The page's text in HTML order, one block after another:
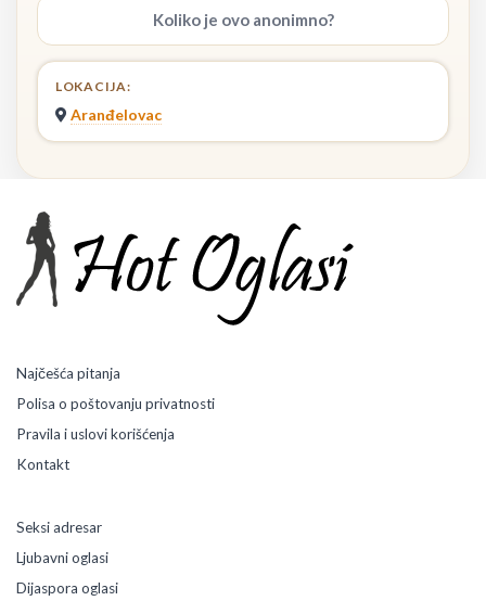
Koliko je ovo anonimno?
LOKACIJA:
Aranđelovac
Najčešća pitanja
Polisa o poštovanju privatnosti
Pravila i uslovi korišćenja
Kontakt
Seksi adresar
Ljubavni oglasi
Dijaspora oglasi